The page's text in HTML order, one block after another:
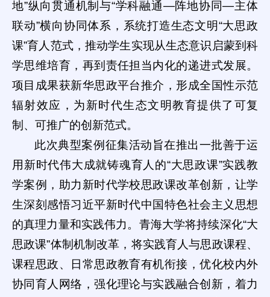
地”纵向贯通机制与“学科融通—阵地协同—主体
联动”横向协同体系，系统打造生态文明“大思政
课”育人范式，推动学生实现从生态意识启蒙到科
学思维培育，再到责任担当内化的递进式发展。
项目成果获新华思政平台推介，形成全国性示范
辐射效应，为新时代生态文明教育提供了可复
制、可推广的创新范式。
此次典型案例征集活动旨在推出一批善于运
用新时代伟大成就铸魂育人的“大思政课”实践教
学案例，助力新时代学校思政课改革创新，让学
生深刻感悟习近平新时代中国特色社会主义思想
的真理力量和实践伟力。青海大学将持续深化“大
思政课”体制机制改革，将实践育人与思政课程、
课程思政、日常思政教育有机衔接，优化校内外
协同育人网络，强化理论与实践融合创新，着力